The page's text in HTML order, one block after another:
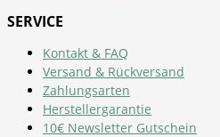
SERVICE
Kontakt & FAQ
Versand & Rückversand
Zahlungsarten
Herstellergarantie
10€ Newsletter Gutschein